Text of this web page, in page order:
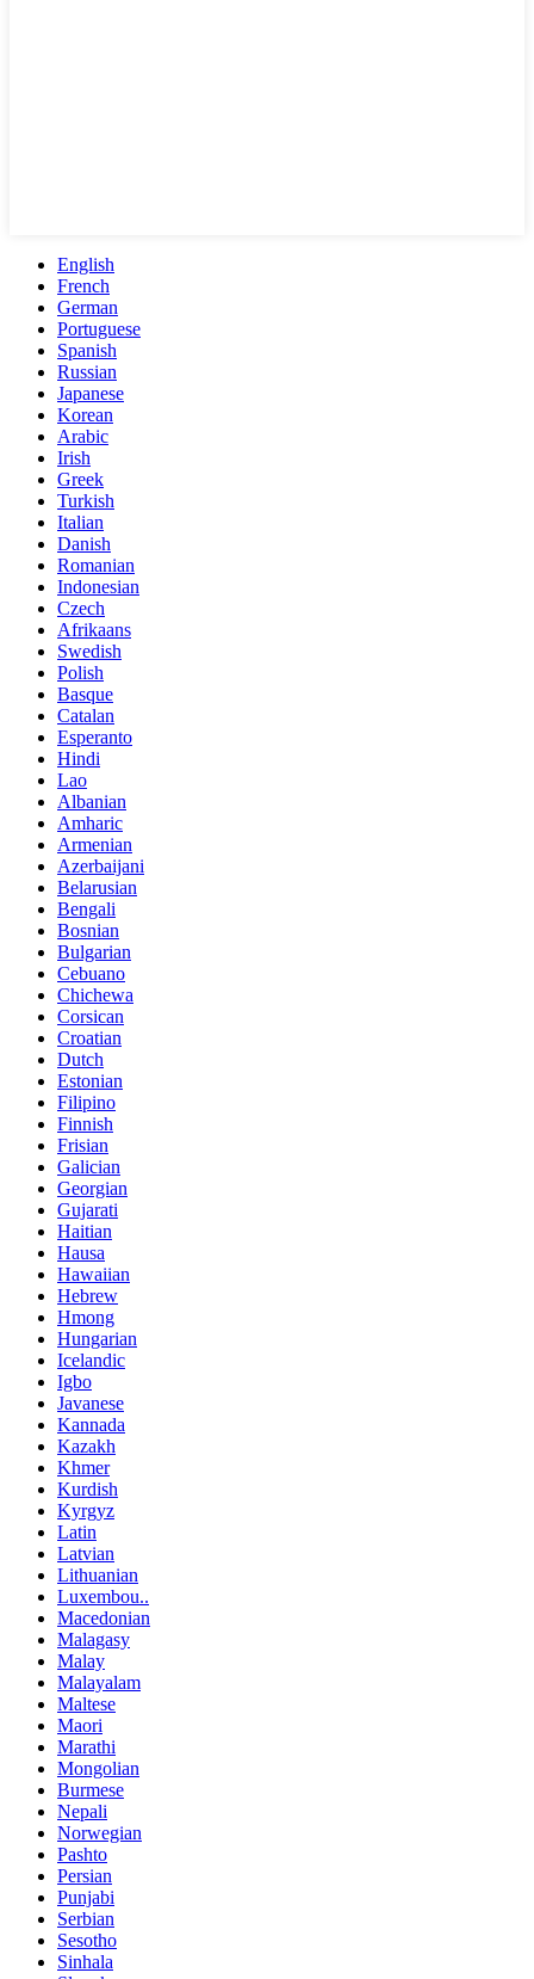
English
French
German
Portuguese
Spanish
Russian
Japanese
Korean
Arabic
Irish
Greek
Turkish
Italian
Danish
Romanian
Indonesian
Czech
Afrikaans
Swedish
Polish
Basque
Catalan
Esperanto
Hindi
Lao
Albanian
Amharic
Armenian
Azerbaijani
Belarusian
Bengali
Bosnian
Bulgarian
Cebuano
Chichewa
Corsican
Croatian
Dutch
Estonian
Filipino
Finnish
Frisian
Galician
Georgian
Gujarati
Haitian
Hausa
Hawaiian
Hebrew
Hmong
Hungarian
Icelandic
Igbo
Javanese
Kannada
Kazakh
Khmer
Kurdish
Kyrgyz
Latin
Latvian
Lithuanian
Luxembou..
Macedonian
Malagasy
Malay
Malayalam
Maltese
Maori
Marathi
Mongolian
Burmese
Nepali
Norwegian
Pashto
Persian
Punjabi
Serbian
Sesotho
Sinhala